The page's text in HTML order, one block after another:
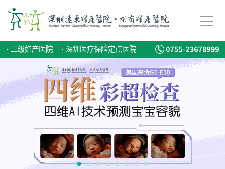
· 二级妇产医院 · 深圳医疗保险定点医院